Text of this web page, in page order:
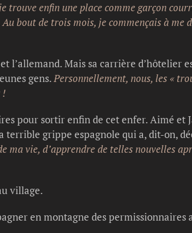
trouve enfin une place comme garçon
bout de trois mois, je commençais à me
l’allemand. Mais sa carrière d’hôtelier
gens.Personnellement, nous, les «
!
pour sortir enfin de cet enfer. Aimé et
terrible grippe espagnole qui a, dit-on,
ma vie, d’apprendre de telles nouvelles
village.
en montagne des permissionnaires